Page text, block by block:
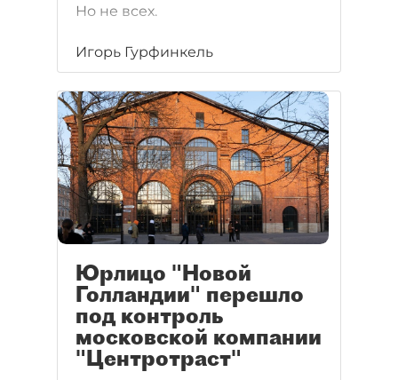
Но не всех.
Игорь Гурфинкель
Юрлицо "Новой
Голландии" перешло
под контроль
московской компании
"Центротраст"